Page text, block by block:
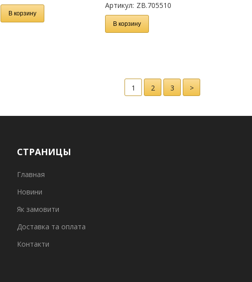
В корзину
Артикул: ZB.705510
В корзину
1 2 3 >
СТРАНИЦЫ
Главная
Новини
Як замовити
Доставка та оплата
Контакти